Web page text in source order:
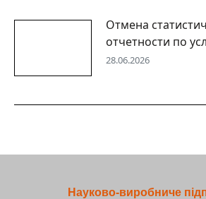
Отмена
отчетности по
28.06.2026
Науково-виробниче